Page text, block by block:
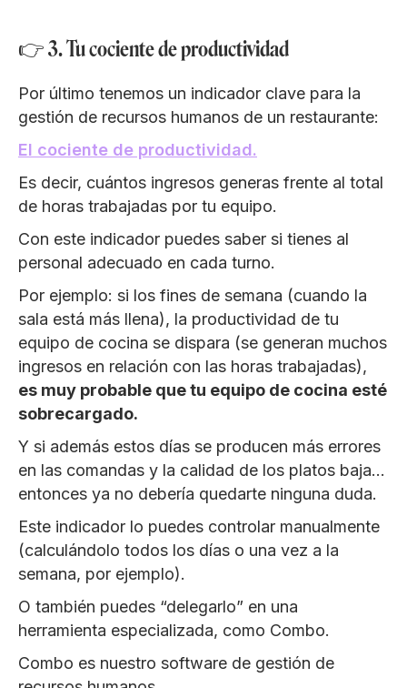
👉 3. Tu cociente de productividad
Por último tenemos un indicador clave para la
gestión de recursos humanos de un restaurante:
El cociente de productividad.
Es decir, cuántos ingresos generas frente al total
de horas trabajadas por tu equipo.
Con este indicador puedes saber si tienes al
personal adecuado en cada turno.
Por ejemplo: si los fines de semana (cuando la
sala está más llena), la productividad de tu
equipo de cocina se dispara (se generan muchos
ingresos en relación con las horas trabajadas),
es muy probable que tu equipo de cocina esté
sobrecargado.
Y si además estos días se producen más errores
en las comandas y la calidad de los platos baja…
entonces ya no debería quedarte ninguna duda.
Este indicador lo puedes controlar manualmente
(calculándolo todos los días o una vez a la
semana, por ejemplo).
O también puedes “delegarlo” en una
herramienta especializada, como Combo.
Combo es nuestro software de gestión de